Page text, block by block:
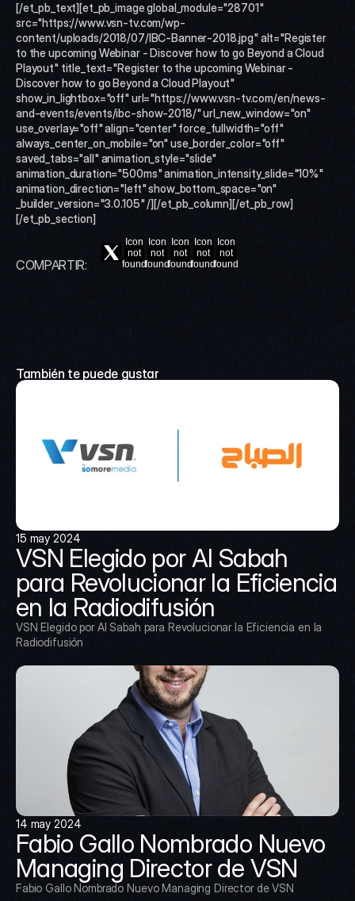
[/et_pb_text][et_pb_image global_module="28701"
src="https://www.vsn-tv.com/wp-
content/uploads/2018/07/IBC-Banner-2018.jpg" alt="Register
to the upcoming Webinar - Discover how to go Beyond a Cloud
Playout" title_text="Register to the upcoming Webinar -
Discover how to go Beyond a Cloud Playout"
show_in_lightbox="off" url="https://www.vsn-tv.com/en/news-
and-events/events/ibc-show-2018/" url_new_window="on"
use_overlay="off" align="center" force_fullwidth="off"
always_center_on_mobile="on" use_border_color="off"
saved_tabs="all" animation_style="slide"
animation_duration="500ms" animation_intensity_slide="10%"
animation_direction="left" show_bottom_space="on"
_builder_version="3.0.105" /][/et_pb_column][/et_pb_row]
[/et_pb_section]
COMPARTIR:
Icon
not
found
Icon
not
found
Icon
not
found
Icon
not
found
Icon
not
found
También te puede gustar
15 may 2024
VSN Elegido por Al Sabah
para Revolucionar la Eficiencia
en la Radiodifusión
VSN Elegido por Al Sabah para Revolucionar la Eficiencia en la
Radiodifusión
14 may 2024
Fabio Gallo Nombrado Nuevo
Managing Director de VSN
Fabio Gallo Nombrado Nuevo Managing Director de VSN